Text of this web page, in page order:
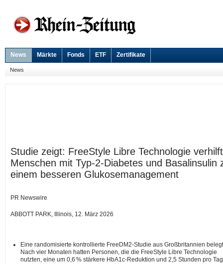
News Märkte Fonds ETF Zertifikate
News
Studie zeigt: FreeStyle Libre Technologie verhilft
Menschen mit Typ-2-Diabetes und Basalinsulin
einem besseren Glukosemanagement
PR Newswire
ABBOTT PARK, Illinois, 12. März 2026
Eine randomisierte kontrollierte FreeDM2-Studie aus Großbritannien
Nach vier Monaten hatten Personen, die die FreeStyle Libre Technologie
nutzten, eine um 0,6 % stärkere HbA1c-Reduktion und 2,5 Stunden pro Tag